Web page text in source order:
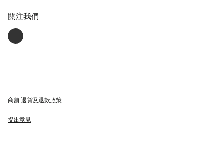
關注我們
商舖 退貨及退款政策
提出意見